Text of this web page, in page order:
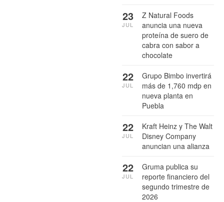
Z Natural Foods
anuncia una nueva
proteína de suero de
cabra con sabor a
chocolate
23
JUL
Grupo Bimbo invertirá
más de 1,760 mdp en
nueva planta en
Puebla
22
JUL
Kraft Heinz y The Walt
Disney Company
anuncian una alianza
22
JUL
Gruma publica su
reporte financiero del
segundo trimestre de
2026
22
JUL